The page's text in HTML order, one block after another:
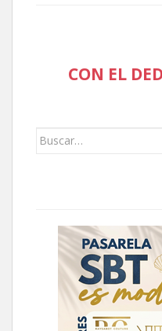
CON EL
Buscar: